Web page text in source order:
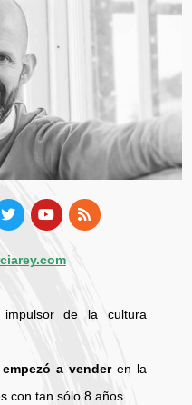
de la cultura
empezó a venderen la
con tan sólo 8 años.